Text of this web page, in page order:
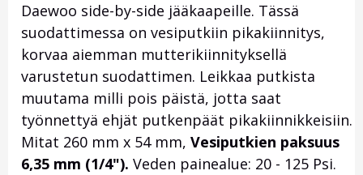
Daewoo side-by-side jääkaapeille. Tässä
suodattimessa on vesiputkiin pikakiinnitys,
korvaa aiemman mutterikiinnityksellä
varustetun suodattimen. Leikkaa putkista
muutama milli pois päistä, jotta saat
työnnettyä ehjät putkenpäät pikakiinnikkeisiin.
Mitat 260 mm x 54 mm, Vesiputkien paksuus
6,35 mm (1/4"). Veden painealue: 20 - 125 Psi.